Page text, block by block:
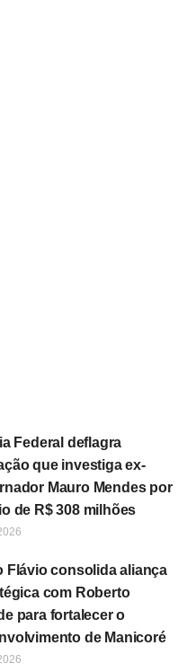
Federal deflagra
que investiga ex-
Mauro Mendes por
de R$ 308 milhões
Flávio consolida aliança
com Roberto
para fortalecer o
de Manicoré